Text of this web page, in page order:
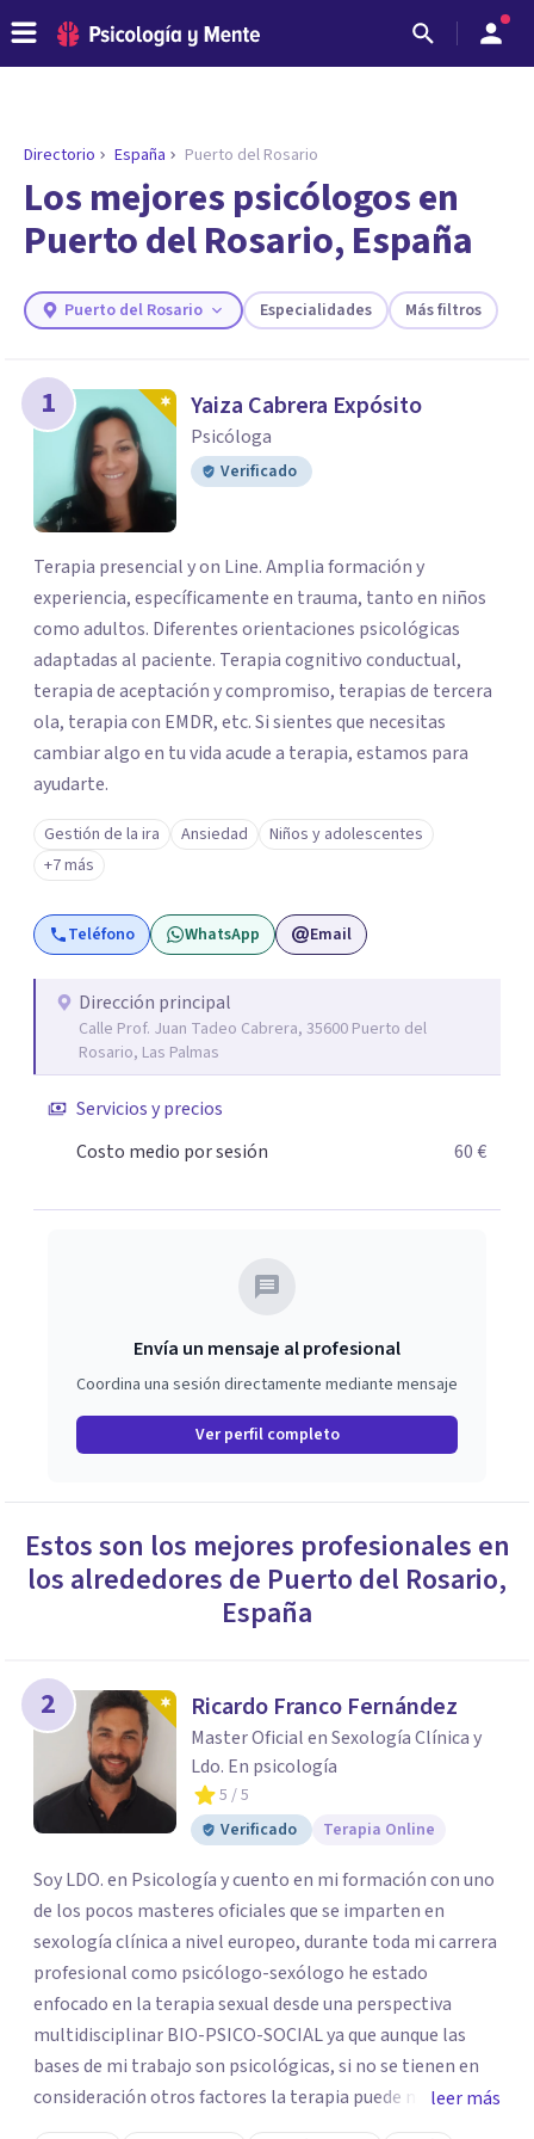
ENCONTRAR MI TERAPEUTA
¿Necesitas ayuda para encontrar el
psicólogo adecuado?
Responde a unas breves preguntas y te ofreceremos
necesidades.
Responder cuestionario
Directorio España Puerto del Rosario
Los mejores psicólogos en
Puerto del Rosario, España
Puerto del Rosario Especialidades Más filtros
1 Yaiza Cabrera Expósito
Psicóloga
Verificado
Terapia presencial y on Line. Amplia formación y
experiencia, específicamente en trauma, tanto en niños
como adultos. Diferentes orientaciones psicológicas
adaptadas al paciente. Terapia cognitivo conductual,
terapia de aceptación y compromiso, terapias de tercera
ola, terapia con EMDR, etc. Si sientes que necesitas
cambiar algo en tu vida acude a terapia, estamos para
ayudarte.
Gestión de la ira Ansiedad
Niños y adolescentes
+7 más
Teléfono WhatsApp Email
Dirección principal
Calle Prof. Juan Tadeo Cabrera, 35600 Puerto del
Rosario, Las Palmas
Servicios y precios
Costo medio por sesión
60 €
Envía un mensaje al profesional
Coordina una sesión directamente mediante mensaje
Ver perfil completo
Estos son los mejores profesionales en
los alrededores de Puerto del Rosario,
España
2 Ricardo Franco Fernández
Master Oficial en Sexología Clínica y
Ldo. En psicología
5 / 5
Verificado
Terapia Online
Soy LDO. en Psicología y cuento en mi formación con uno
de los pocos masteres oficiales que se imparten en
sexología clínica a nivel europeo, durante toda mi carrera
profesional como psicólogo-sexólogo he estado
enfocado en la terapia sexual desde una perspectiva
multidisciplinar BIO-PSICO-SOCIAL ya que aunque las
bases de mi trabajo son psicológicas, si no se tienen en
consideración otros factores la terapia puede no
funcionar al tener una visión demasiado simplista,
leer más